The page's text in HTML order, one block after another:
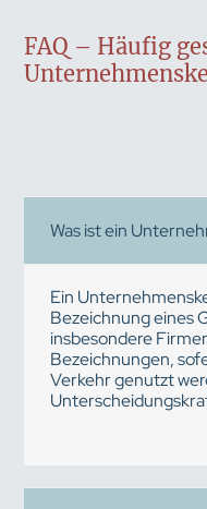
FAQ – Häufig
Was ist ein
Ein
Bezeichnung eines
insbesondere
Bezeichnungen,
Verkehr genutzt